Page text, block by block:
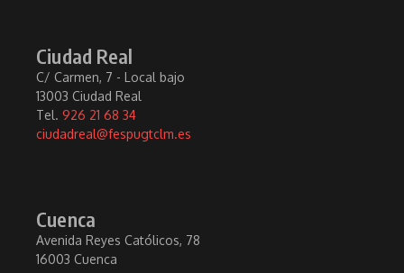
Ciudad Real
C/ Carmen, 7 - Local bajo
13003 Ciudad Real
Tel. 926 21 68 34
ciudadreal@fespugtclm.es
Cuenca
Avenida Reyes Católicos, 78
16003 Cuenca